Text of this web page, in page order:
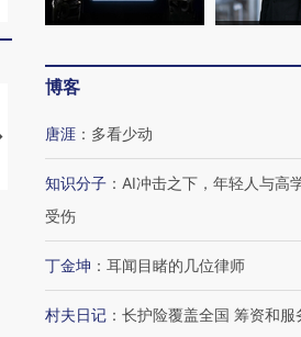
心“花钱找虐”？
毒品
【推广】走进第四届链博
会，让数智科技“链”接产
【特别呈现】寻找
有意思的生活方式·第
博客
唐涯 ： 多看少动
知识分子 ： AI冲击之下，年轻人与高
受伤
丁金坤 ： 耳闻目睹的几位律师
村夫日记 ： 长护险覆盖全国 筹资和服